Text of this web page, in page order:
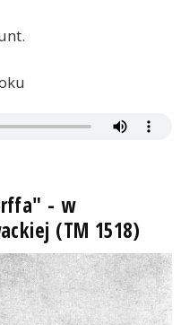
- w
(TM 1518)